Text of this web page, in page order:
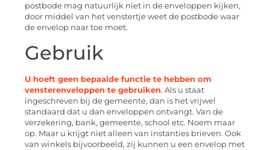
postbode mag natuurlijk niet in de enveloppen kijken,
door middel van het venstertje weet de postbode waar
de envelop naar toe moet.
Gebruik
U hoeft geen bepaalde functie te hebben om
vensterenveloppen te gebruiken. Als u staat
ingeschreven bij de gemeente, dan is het vrijwel
standaard dat u dan enveloppen ontvangt. Van de
verzekering, bank, gemeente, school etc. Noem maar
op. Maar u krijgt niet alleen van instanties brieven. Ook
van winkels bijvoorbeeld, zij kunnen u een envelop met